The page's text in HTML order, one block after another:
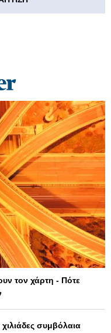
τον χάρτη - Πότε
συμβόλαια